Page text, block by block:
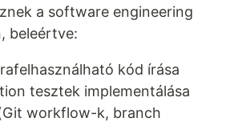
a software engineering
beleértve:
kód írása
tesztek implementálása
workflow-k, branch